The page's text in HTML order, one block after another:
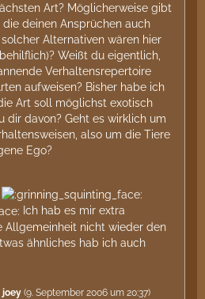
Art? Möglicherweise gibt
deinen Ansprüchen auch
Alternativen wären hier
Weißt du eigentlich,
Verhaltensrepertoire
aufweisen? Bisher habe ich
Art soll möglichst exotisch
dir davon? Geht es wirklich um
also um die Tiere
Ego?
Ich hab es mir extra
Allgemeinheit nicht wieder den
ähnliches hab ich auch
joey (9. September 2006 um 20:37)